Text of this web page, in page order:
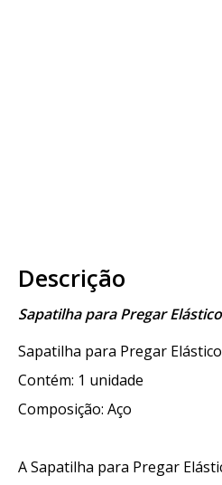
Descrição
Sapatilha para Pregar
Sapatilha para Pregar
Contém: 1 unidade
Composição: Aço
A Sapatilha para Pregar